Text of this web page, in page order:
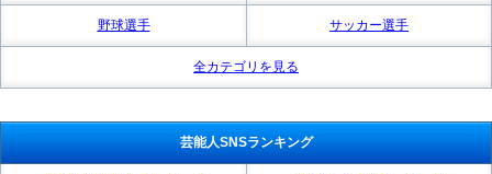
野球選手 サッカー選手
全カテゴリを見る
芸能人SNSランキング